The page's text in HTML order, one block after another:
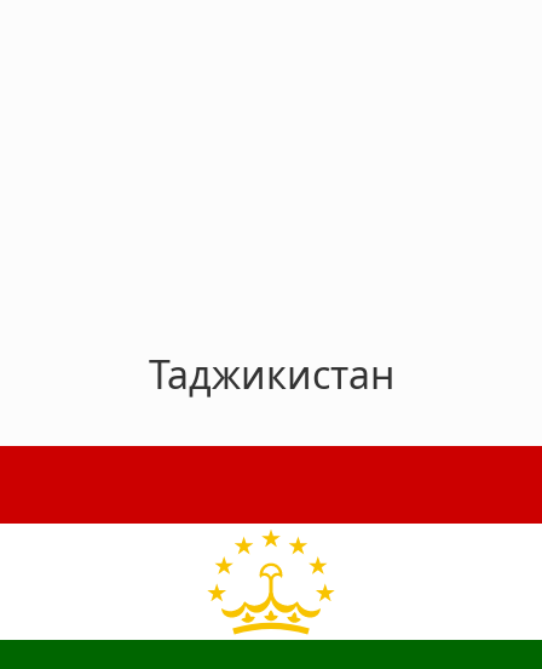
Таджикистан